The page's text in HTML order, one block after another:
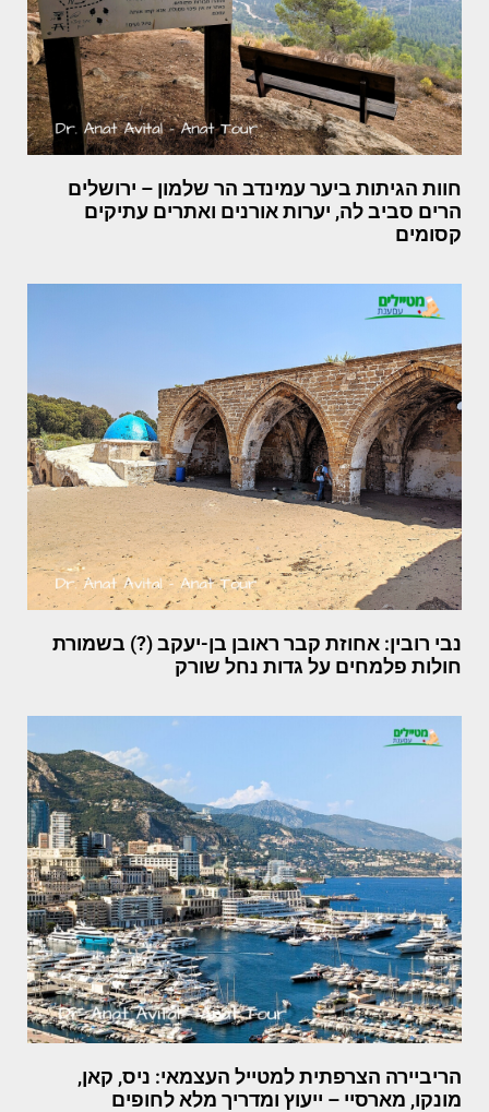
חוות הגיתות ביער עמינדב הר שלמון – ירושלים
הרים סביב לה, יערות אורנים ואתרים עתיקים
קסומים
נבי רובין: אחוזת קבר ראובן בן-יעקב (?) בשמורת
חולות פלמחים על גדות נחל שורק
הריביירה הצרפתית למטייל העצמאי: ניס, קאן,
מונקו, מארסיי – ייעוץ ומדריך מלא לחופים